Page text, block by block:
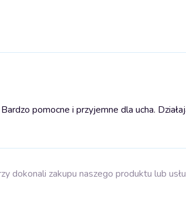
pomocne i przyjemne dla ucha.
dokonali zakupu naszego produktu lub